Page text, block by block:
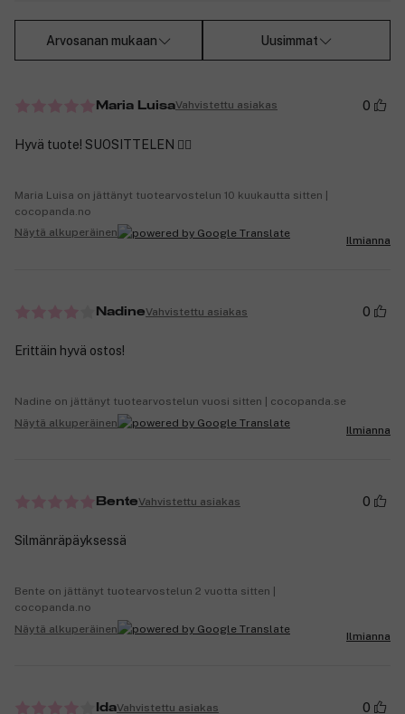
Arvosanan mukaan Uusimmat
Maria LuisaVahvistettu asiakas 0
Hyvä tuote! SUOSITTELEN 👌🏼
Maria Luisa on jättänyt tuotearvostelun 10 kuukautta sitten |
cocopanda.no
Näytä alkuperäinen
Ilmianna
NadineVahvistettu asiakas 0
Erittäin hyvä ostos!
Nadine on jättänyt tuotearvostelun vuosi sitten | cocopanda.se
Näytä alkuperäinen
Ilmianna
BenteVahvistettu asiakas 0
Silmänräpäyksessä
Bente on jättänyt tuotearvostelun 2 vuotta sitten |
cocopanda.no
Näytä alkuperäinen
Ilmianna
IdaVahvistettu asiakas 0